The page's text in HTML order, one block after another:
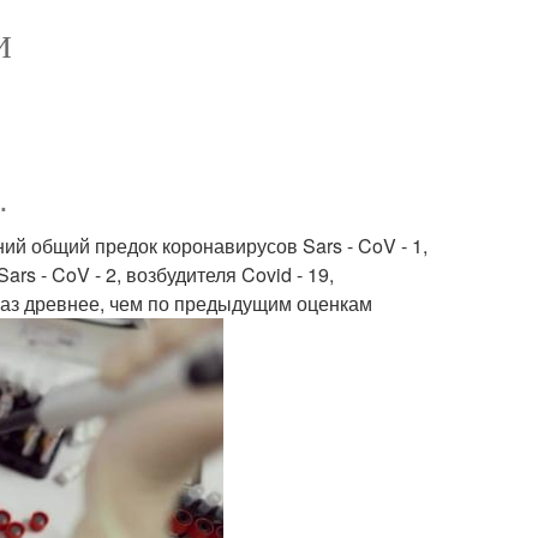
общий предок коронавирусов Sars - CoV - 1,
- CoV - 2, возбудителя Covid - 19,
древнее, чем по предыдущим оценкам